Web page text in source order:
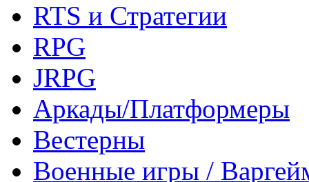
RTS и Стратегии
RPG
JRPG
Аркады/Платформеры
Вестерны
Военные игры /